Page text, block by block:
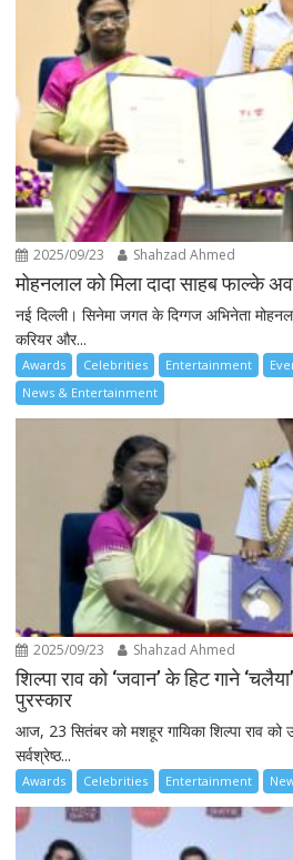
2025/09/23 Shahzad Ahmed
मोहनलाल को मिला दादा साहब फाल्के
नई दिल्ली। सिनेमा जगत के दिग्गज अभिनेता
करियर और...
Awards Celebrities Entertainment
News & Entertainment
2025/09/23 Shahzad Ahmed
शिल्पा राव को ‘जवान’ के हिट गाने
पुरस्कार
आज, 23 सितंबर को मशहूर गायिका शिल्पा राव को
सर्वश्रेष्ठ...
Awards Celebrities Entertainment